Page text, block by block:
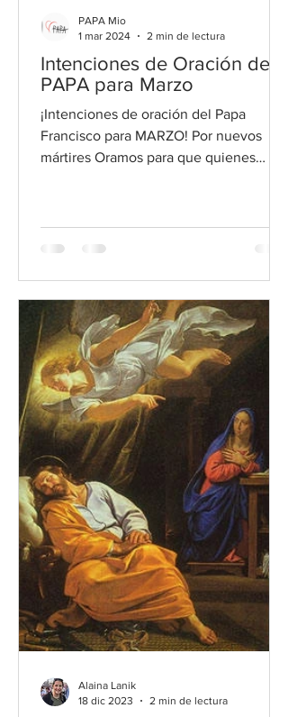
Intenciones de Oración de
PAPA para Marzo
¡Intenciones de oración del Papa
Francisco para MARZO! Por nuevos
mártires Oramos para que quienes
PAPA Mio
1 mar 2024
2 min de lectura
Alaina Lanik
18 dic 2023
2 min de lectura